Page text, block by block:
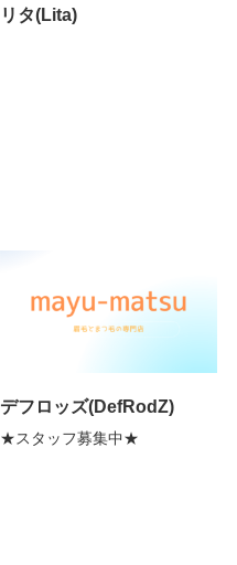
リタ(Lita)
デフロッズ(DefRodZ)
★スタッフ募集中★